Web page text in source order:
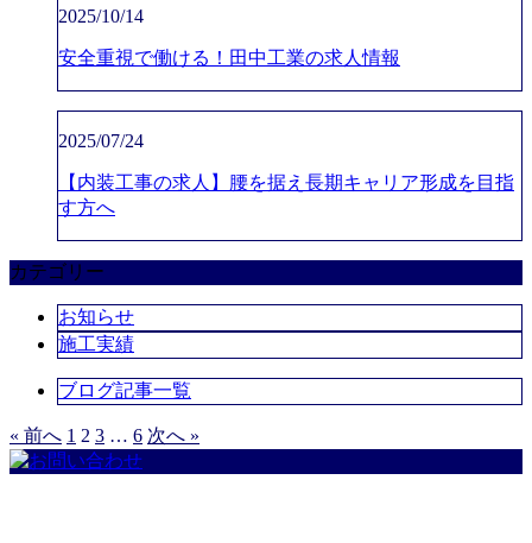
2025/10/14
安全重視で働ける！田中工業の求人情報
2025/07/24
【内装工事の求人】腰を据え長期キャリア形成を目指
す方へ
カテゴリー
お知らせ
施工実績
ブログ記事一覧
« 前へ 1 2 3 … 6 次へ »